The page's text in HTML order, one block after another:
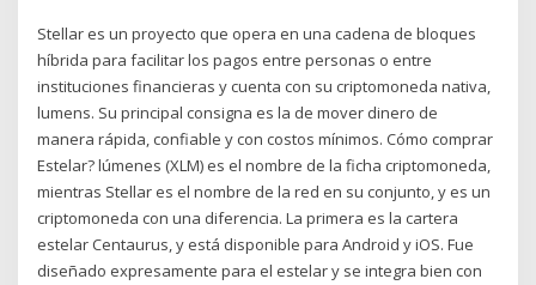
Stellar es un proyecto que opera en una cadena de bloques
híbrida para facilitar los pagos entre personas o entre
instituciones financieras y cuenta con su criptomoneda nativa,
lumens. Su principal consigna es la de mover dinero de
manera rápida, confiable y con costos mínimos. Cómo comprar
Estelar? lúmenes (XLM) es el nombre de la ficha criptomoneda,
mientras Stellar es el nombre de la red en su conjunto, y es un
criptomoneda con una diferencia. La primera es la cartera
estelar Centaurus, y está disponible para Android y iOS. Fue
diseñado expresamente para el estelar y se integra bien con